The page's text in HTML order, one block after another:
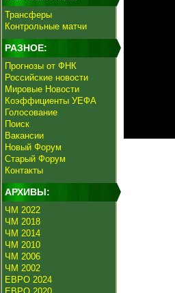
Трансферы
Контрольные матчи
РАЗНОЕ:
Прогнозы от ФНК
Российские новости
Мировые Новости
Коэффициенты УЕФА
Голосование
Поиск
Вакансии
Новый Форум
Старый Форум
Контакты
АРХИВЫ:
ЧМ 2022
ЧМ 2018
ЧМ 2014
ЧМ 2010
ЧМ 2006
ЧМ 2002
ЕВРО 2024